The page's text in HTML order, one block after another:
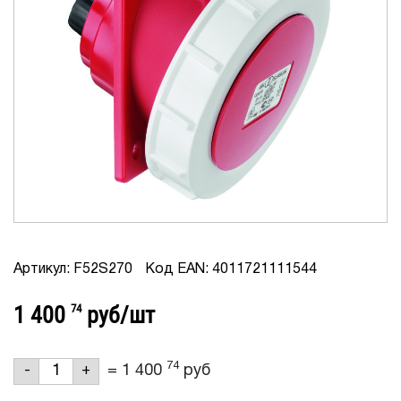
Артикул: F52S270 Код EAN: 4011721111544
1 400 74 руб/шт
- + = 1 400 74руб